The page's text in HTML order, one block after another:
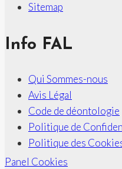
Sitemap
Info FAL
Qui Sommes-nous
Avis Légal
Code de déontologie
Politique de
Politique des
Panel Cookies